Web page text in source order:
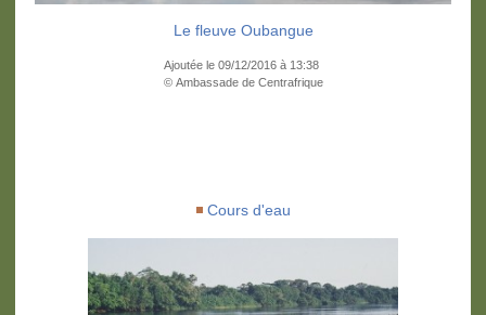
Le fleuve Oubangue
Ajoutée le 09/12/2016 à 13:38
© Ambassade de Centrafrique
Cours d'eau